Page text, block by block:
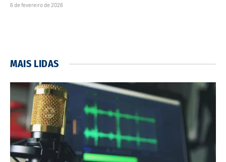
6 de fevereiro de 2026
MAIS LIDAS